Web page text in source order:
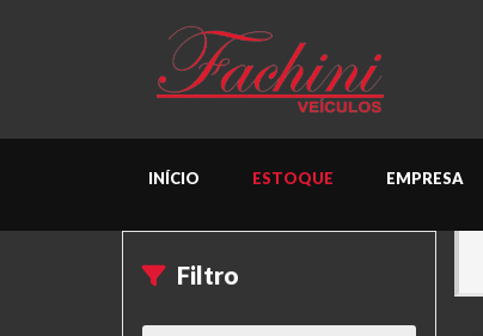
INÍCIO ESTOQUE EMPRESA
Filtro